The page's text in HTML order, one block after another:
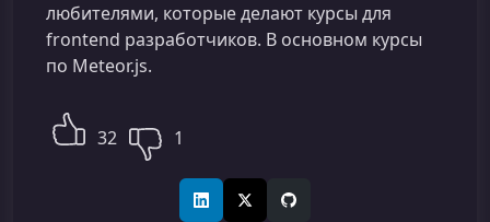
любителями, которые делают курсы для
frontend разработчиков. В основном курсы
по Meteor.js.
32 1
LinkedInX (Twitter)GitHub